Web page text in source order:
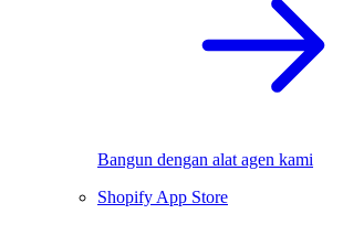
Bangun dengan alat agen kami
Shopify App Store